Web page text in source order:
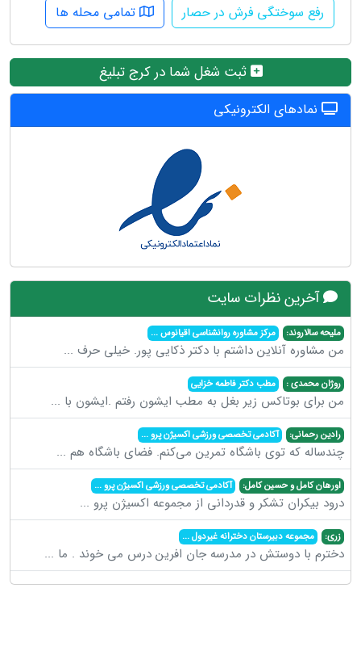
رفع سوختگی فرش در حصار
تمامی محله ها
ثبت شغل شما در کرج تبلیغ
نمادهای الکترونیکی
آخرین نظرات سایت
ملیحه سالاروند: مرکز مشاوره روانشناسی اقیانوس...
من مشاوره آنلاین داشتم با دکتر ذکایی پور. خیلی حرف ...
روژان محمدی : مطب دکتر فاطمه خزایی
من برای بوتاکس زیر بغل به مطب ایشون رفتم .ایشون با ...
رادین رحمانی: آکادمی تخصصی ورزشی اکسیژن پرو...
چندساله که توی باشگاه تمرین می‌کنم. فضای باشگاه هم ...
اورهان کامل و حسین کامل: آکادمی تخصصی ورزشی اکسیژن پرو...
درود بیکران تشکر و قدردانی از مجموعه اکسیژن پرو ...
زری: مجموعه دبیرستان دخترانه غیردول...
دخترم با دوستش در مدرسه جان افرین درس می خوند . ما ...